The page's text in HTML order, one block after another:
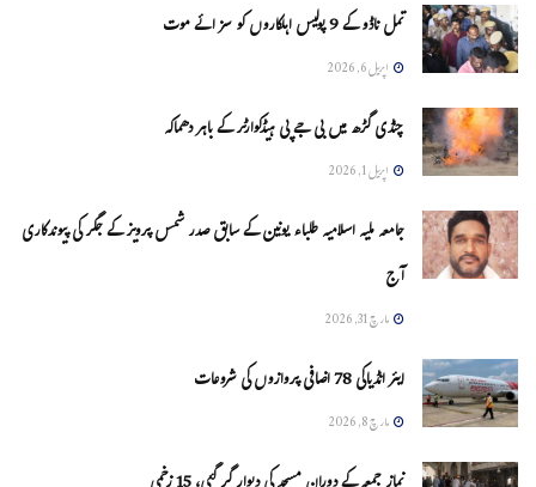
تمل ناڈو کے 9 پولیس اہلکاروں کو سزائے موت
اپریل 6, 2026
چنڈی گڑھ میں بی جے پی ہیڈکوارٹر کے باہر دھماکہ
اپریل 1, 2026
جامعہ ملیہ اسلامیہ طلباء یونین کے سابق صدر شمس پرویز کے جگر کی پیوندکاری
آج
مارچ 31, 2026
ایئر انڈیاکی 78 اضافی پروازوں کی شروعات
مارچ 8, 2026